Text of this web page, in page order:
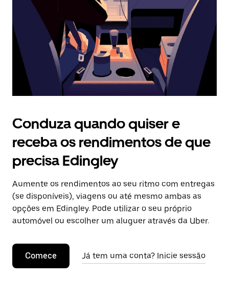
o
calendário.
Conduza quando quiser e
receba os rendimentos de que
precisa Edingley
Aumente os rendimentos ao seu ritmo com entregas
(se disponíveis), viagens ou até mesmo ambas as
opções em Edingley. Pode utilizar o seu próprio
automóvel ou escolher um aluguer através da Uber.
Comece Já tem uma conta? Inicie sessão